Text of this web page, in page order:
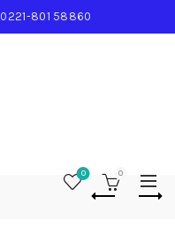
0221-801 58860
0 0